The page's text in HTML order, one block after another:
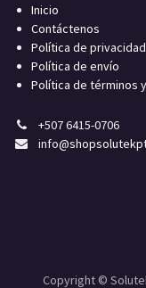
Inicio
Contáctenos
Política de privacidad
Política de envío
Política de términos
+507 6415-0706
info
Copyright ©